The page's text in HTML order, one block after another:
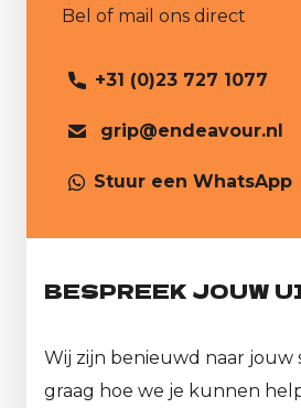
Bel of mail ons direct
+31 (0)23 727 1077
grip@endeavour.nl
Stuur een WhatsApp
BESPREEK JOUW
Wij zijn benieuwd naar jouw
graag hoe we je kunnen